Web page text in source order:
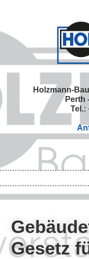
primary
navigation
main
content
primary
sidebar
footer
Holzmann-
Perth
Tel.:
Gesetz